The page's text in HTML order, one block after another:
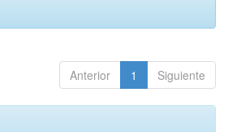
Anterior 1 Siguiente